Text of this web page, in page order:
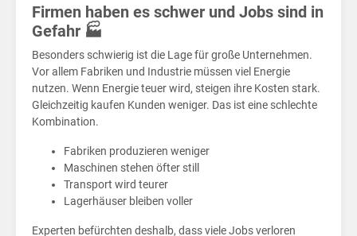
Firmen haben es schwer und Jobs sind in
Gefahr 🏭
Besonders schwierig ist die Lage für große Unternehmen.
Vor allem Fabriken und Industrie müssen viel Energie
nutzen. Wenn Energie teuer wird, steigen ihre Kosten stark.
Gleichzeitig kaufen Kunden weniger. Das ist eine schlechte
Kombination.
Fabriken produzieren weniger
Maschinen stehen öfter still
Transport wird teurer
Lagerhäuser bleiben voller
Experten befürchten deshalb, dass viele Jobs verloren